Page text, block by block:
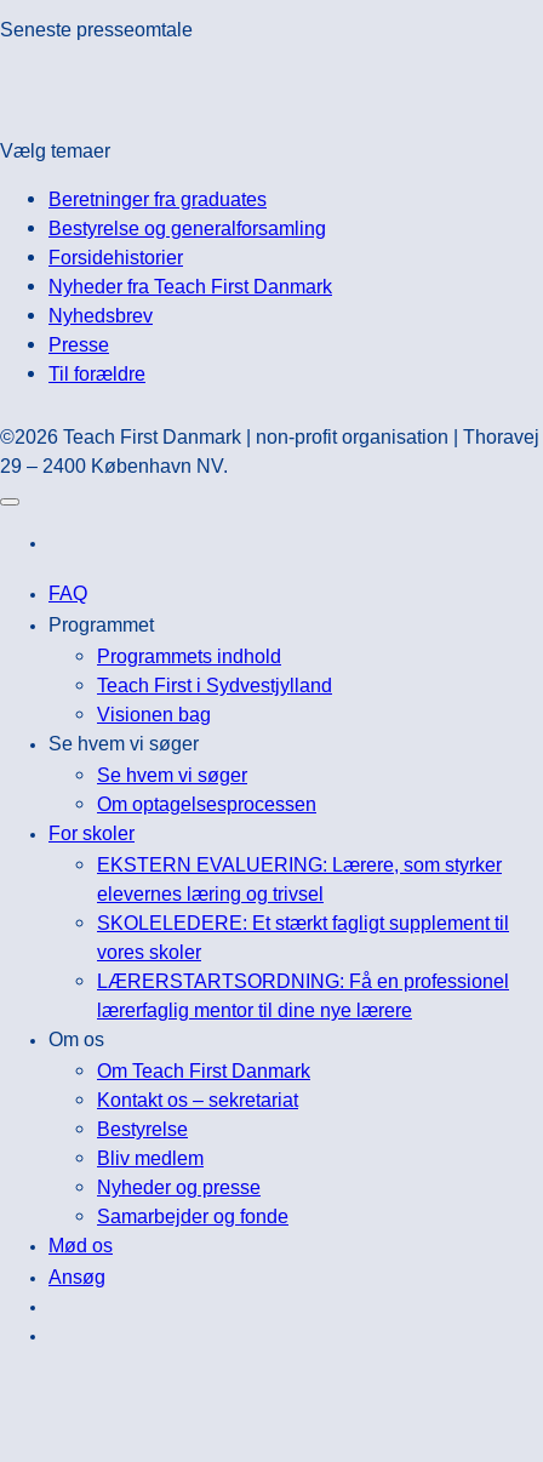
Seneste presseomtale
Vælg temaer
Beretninger fra graduates
Bestyrelse og generalforsamling
Forsidehistorier
Nyheder fra Teach First Danmark
Nyhedsbrev
Presse
Til forældre
©2026 Teach First Danmark | non-profit organisation | Thoravej
29 – 2400 København NV.
FAQ
Programmet
Programmets indhold
Teach First i Sydvestjylland
Visionen bag
Se hvem vi søger
Se hvem vi søger
Om optagelsesprocessen
For skoler
EKSTERN EVALUERING: Lærere, som styrker
elevernes læring og trivsel
SKOLELEDERE: Et stærkt fagligt supplement til
vores skoler
LÆRERSTARTSORDNING: Få en professionel
lærerfaglig mentor til dine nye lærere
Om os
Om Teach First Danmark
Kontakt os – sekretariat
Bestyrelse
Bliv medlem
Nyheder og presse
Samarbejder og fonde
Mød os
Ansøg